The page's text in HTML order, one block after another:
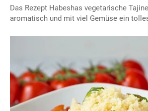
Das Rezept Habeshas vegetarische
aromatisch und mit viel Gemüse ein